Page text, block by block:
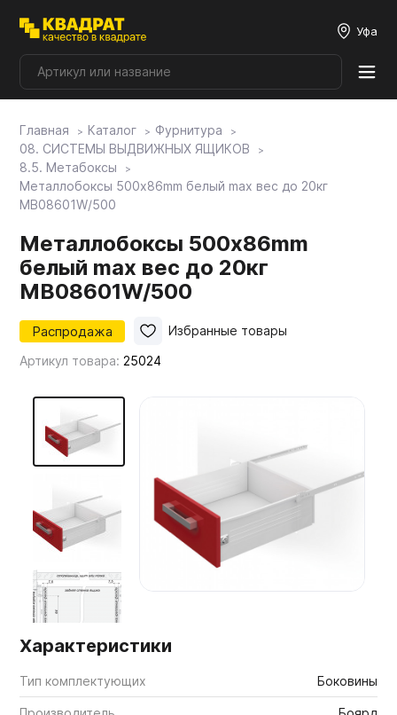
Уфа
Плитные материалы
Фурнитура
Столешницы
Фасады
Мебельные образцы, каталоги
Главная Каталог
Фурнитура
08. СИСТЕМЫ ВЫДВИЖНЫХ ЯЩИКОВ
8.5. Метабоксы
Металлобоксы 500x86mm белый max вес до 20кг
MB08601W/500
Металлобоксы 500x86mm
белый max вес до 20кг
MB08601W/500
Распродажа
Артикул товара: 25024
Избранные товары
Характеристики
Тип комплектующих Боковины